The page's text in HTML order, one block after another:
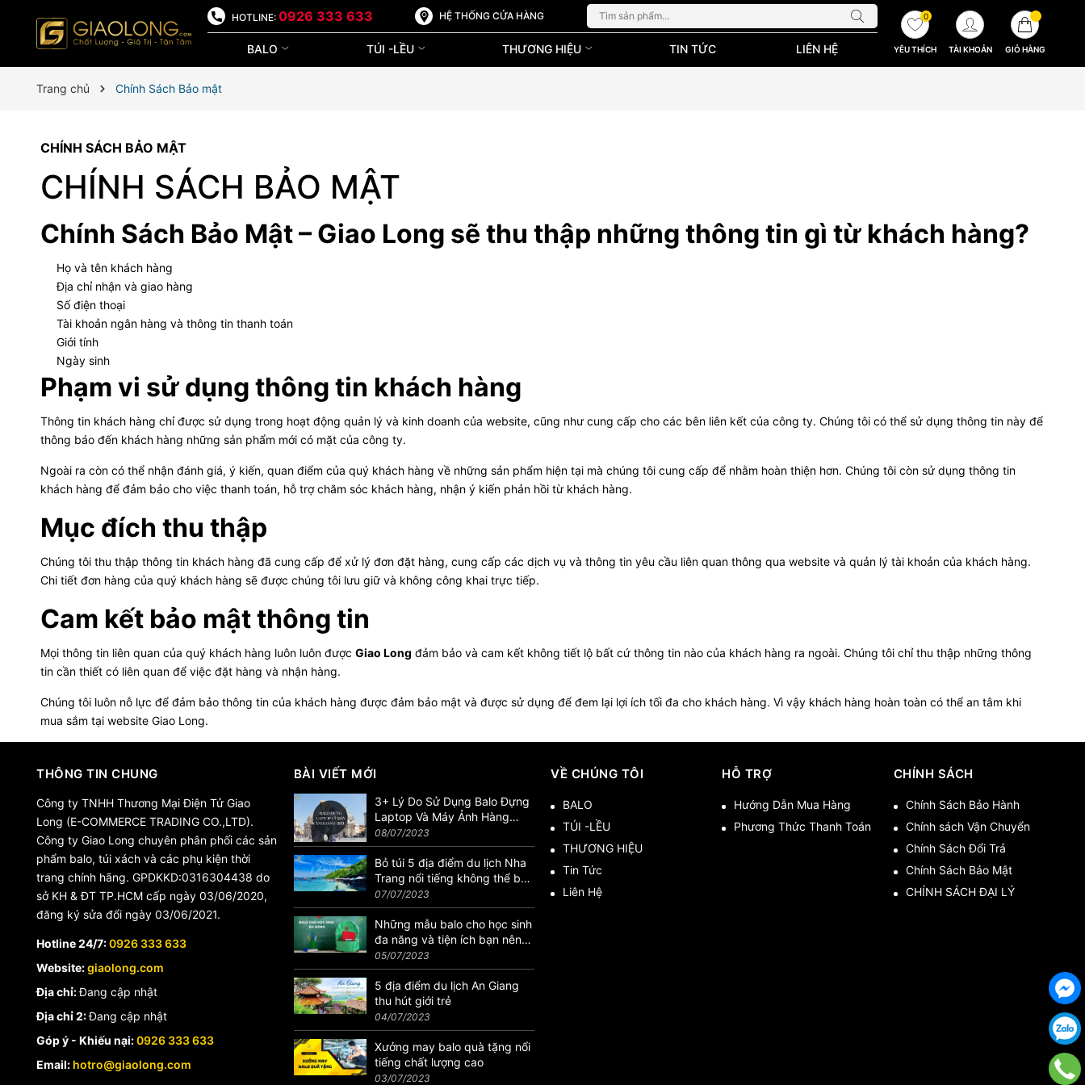
HOTLINE: 0926 333 633 HỆ THỐNG CỬA HÀNG
BALO TÚI -LỀU THƯƠNG HIỆU TIN TỨC LIÊN HỆ YÊU THÍCH
0
TÀI KHOẢN GIỎ HÀNG
Trang chủ Chính Sách Bảo mật
CHÍNH SÁCH BẢO MẬT
CHÍNH SÁCH BẢO MẬT
Chính Sách Bảo Mật – Giao Long sẽ thu thập những thông tin gì từ khách hàng?
Họ và tên khách hàng
Địa chỉ nhận và giao hàng
Số điện thoại
Tài khoản ngân hàng và thông tin thanh toán
Giới tính
Ngày sinh
Phạm vi sử dụng thông tin khách hàng
Thông tin khách hàng chỉ được sử dụng trong hoạt động quản lý và kinh doanh của website, cũng như cung cấp cho các bên liên kết của công ty. Chúng tôi có thể sử dụng thông tin này để
thông báo đến khách hàng những sản phẩm mới có mặt của công ty.
Ngoài ra còn có thể nhận đánh giá, ý kiến, quan điểm của quý khách hàng về những sản phẩm hiện tại mà chúng tôi cung cấp để nhằm hoàn thiện hơn. Chúng tôi còn sử dụng thông tin
khách hàng để đảm bảo cho việc thanh toán, hỗ trợ chăm sóc khách hàng, nhận ý kiến phản hồi từ khách hàng.
Mục đích thu thập
Chúng tôi thu thập thông tin khách hàng đã cung cấp để xử lý đơn đặt hàng, cung cấp các dịch vụ và thông tin yêu cầu liên quan thông qua website và quản lý tài khoản của khách hàng.
Chi tiết đơn hàng của quý khách hàng sẽ được chúng tôi lưu giữ và không công khai trực tiếp.
Cam kết bảo mật thông tin
Mọi thông tin liên quan của quý khách hàng luôn luôn được Giao Long đảm bảo và cam kết không tiết lộ bất cứ thông tin nào của khách hàng ra ngoài. Chúng tôi chỉ thu thập những thông
tin cần thiết có liên quan để việc đặt hàng và nhận hàng.
Chúng tôi luôn nỗ lực để đảm bảo thông tin của khách hàng được đảm bảo mật và được sử dụng để đem lại lợi ích tối đa cho khách hàng. Vì vậy khách hàng hoàn toàn có thể an tâm khi
mua sắm tại website Giao Long.
THÔNG TIN CHUNG
Công ty TNHH Thương Mại Điện Tử Giao
Long (E-COMMERCE TRADING CO.,LTD).
Công ty Giao Long chuyên phân phối các sản
phẩm balo, túi xách và các phụ kiện thời
trang chính hãng. GPDKKD:0316304438 do
sở KH & ĐT TP.HCM cấp ngày 03/06/2020,
đăng ký sửa đổi ngày 03/06/2021.
Hotline 24/7:0926 333 633
Website:giaolong.com
Địa chỉ:Đang cập nhật
Địa chỉ 2:Đang cập nhật
Góp ý - Khiếu nại:0926 333 633
Email: hotro@giaolong.com
BÀI VIẾT MỚI
3+ Lý Do Sử Dụng Balo Đựng
Laptop Và Máy Ảnh Hàng
Hiệu
08/07/2023
Bỏ túi 5 địa điểm du lịch Nha
Trang nổi tiếng không thể bỏ
lỡ
07/07/2023
Những mẫu balo cho học sinh
đa năng và tiện ích bạn nên
biết
05/07/2023
5 địa điểm du lịch An Giang
thu hút giới trẻ
04/07/2023
Xưởng may balo quà tặng nổi
tiếng chất lượng cao
03/07/2023
VỀ CHÚNG TÔI
BALO
TÚI -LỀU
THƯƠNG HIỆU
Tin Tức
Liên Hệ
HỖ TRỢ
Hướng Dẫn Mua Hàng
Phương Thức Thanh Toán
CHÍNH SÁCH
Chính Sách Bảo Hành
Chính sách Vận Chuyển
Chính Sách Đổi Trả
Chính Sách Bảo Mật
CHÍNH SÁCH ĐẠI LÝ